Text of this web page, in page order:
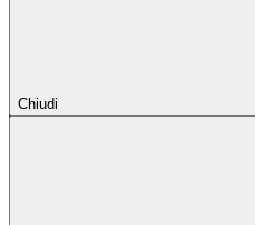
Chiudi